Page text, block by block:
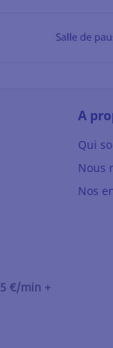
€/min +
A
Qui
Nous
Nos